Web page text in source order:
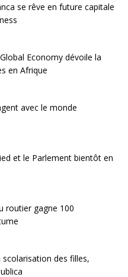
se rêve en future capitale
Economy dévoile la
en Afrique
avec le monde
et le Parlement bientôt en
routier gagne 100
scolarisation des filles,